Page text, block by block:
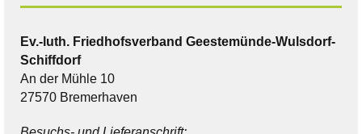
Ev.-luth. Friedhofsverband Geestemünde-Wulsdorf-
Schiffdorf
An der Mühle 10
27570 Bremerhaven